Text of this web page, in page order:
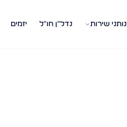
נותני שירות נדל"ן חו"ל יזמים